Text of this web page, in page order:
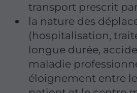
transport prescrit
la nature des
(hospitalisation,
longue durée,
maladie
éloignement entre